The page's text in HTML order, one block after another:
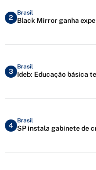
2
Brasil
Black Mirror ganha
3
Brasil
Ideb: Educação básica
4
Brasil
SP instala gabinete de